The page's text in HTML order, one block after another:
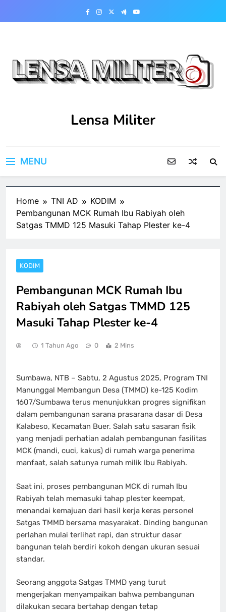
Lensa Militer
MENU
Home TNI AD
KODIM
Pembangunan MCK Rumah Ibu Rabiyah oleh
Satgas TMMD 125 Masuki Tahap Plester ke-4
KODIM
Pembangunan MCK Rumah Ibu
Rabiyah oleh Satgas TMMD 125
Masuki Tahap Plester ke-4
1 Tahun Ago 0 2 Mins
Sumbawa, NTB – Sabtu, 2 Agustus 2025, Program TNI
Manunggal Membangun Desa (TMMD) ke-125 Kodim
1607/Sumbawa terus menunjukkan progres signifikan
dalam pembangunan sarana prasarana dasar di Desa
Kalabeso, Kecamatan Buer. Salah satu sasaran fisik
yang menjadi perhatian adalah pembangunan fasilitas
MCK (mandi, cuci, kakus) di rumah warga penerima
manfaat, salah satunya rumah milik Ibu Rabiyah.
Saat ini, proses pembangunan MCK di rumah Ibu
Rabiyah telah memasuki tahap plester keempat,
menandai kemajuan dari hasil kerja keras personel
Satgas TMMD bersama masyarakat. Dinding bangunan
perlahan mulai terlihat rapi, dan struktur dasar
bangunan telah berdiri kokoh dengan ukuran sesuai
standar.
Seorang anggota Satgas TMMD yang turut
mengerjakan menyampaikan bahwa pembangunan
dilakukan secara bertahap dengan tetap